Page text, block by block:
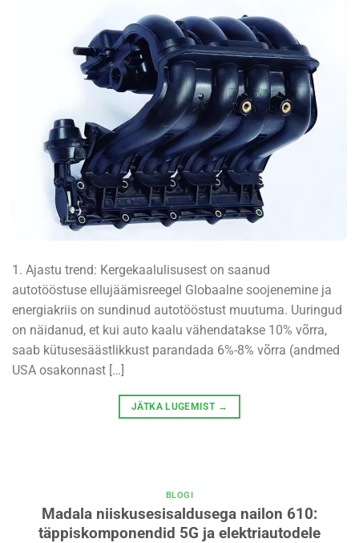
1. Ajastu trend: Kergekaalulisusest on saanud
autotööstuse ellujäämisreegel Globaalne soojenemine ja
energiakriis on sundinud autotööstust muutuma. Uuringud
on näidanud, et kui auto kaalu vähendatakse 10% võrra,
saab kütusesäästlikkust parandada 6%-8% võrra (andmed
USA osakonnast […]
JÄTKA LUGEMIST →
BLOGI
Madala niiskusesisaldusega nailon 610:
täppiskomponendid 5G ja elektriautodele